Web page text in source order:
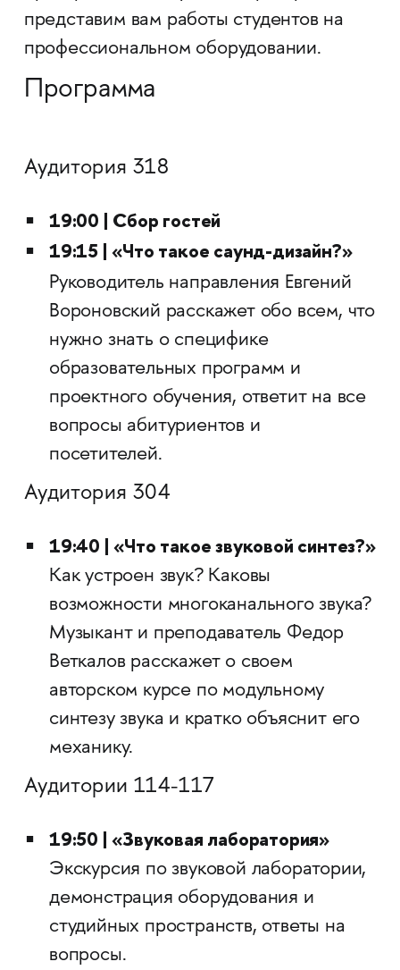
представим вам работы студентов на
профессиональном оборудовании.
Программа
Аудитория 318
19:00 | Сбор гостей
19:15 | «Что такое саунд-дизайн?»
Руководитель направления Евгений
Вороновский расскажет обо всем, что
нужно знать о специфике
образовательных программ и
проектного обучения, ответит на все
вопросы абитуриентов и
посетителей.
Аудитория 304
19:40 | «Что такое звуковой синтез?»
Как устроен звук? Каковы
возможности многоканального звука?
Музыкант и преподаватель Федор
Веткалов расскажет о своем
авторском курсе по модульному
синтезу звука и кратко объяснит его
механику.
Аудитории 114-117
19:50 | «Звуковая лаборатория»
Экскурсия по звуковой лаборатории,
демонстрация оборудования и
студийных пространств, ответы на
вопросы.